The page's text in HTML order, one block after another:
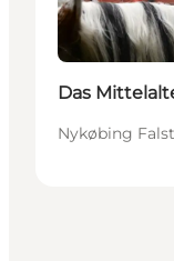
Das
Nykøbing